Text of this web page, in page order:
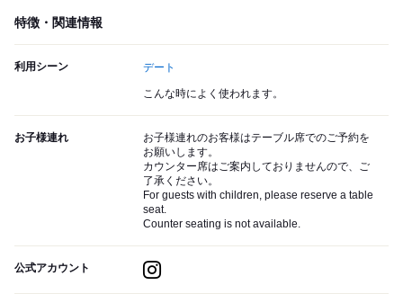
特徴・関連情報
利用シーン デート
こんな時によく使われます。
お子様連れ
お子様連れのお客様はテーブル席でのご予約を
お願いします。
カウンター席はご案内しておりませんので、ご
了承ください。
For guests with children, please reserve a table
seat.
Counter seating is not available.
公式アカウント